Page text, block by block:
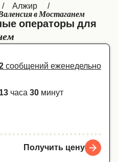
Canada (FR)
België (NL)
Belgique (FR)
Deutschland
Алжир
в Мостаганем
операторы для
сообщений еженедельно
13 часа 30 минут
Получить цену